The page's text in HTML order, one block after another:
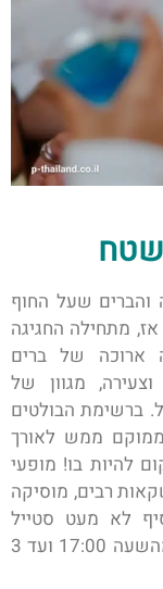
והברים שעל החוף
מתחילה החגיגה
ארוכה של ברים
מגוון של
ברשימת הבולטים
ממש לאורך
להיות בו! מופעי
רבים, מוסיקה
לא מעט סטייל
ותחושה נינוחה מאד. הבר פתוח מדי יום מהשעה 17:00 ועד 3